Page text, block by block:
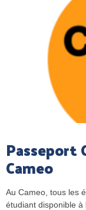
Passeport
Cameo
Au Cameo, tous les
étudiant disponible à